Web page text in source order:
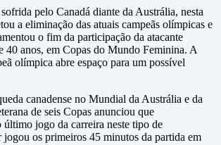
pelo Canadá diante da Austrália, nesta
a eliminação das atuais campeãs olímpicas e
o fim da participação da atacante
40 anos, em Copas do Mundo Feminina. A
olímpica abre espaço para um possível
canadense no Mundial da Austrália e da
de seis Copas anunciou que
jogo da carreira neste tipo de
os primeiros 45 minutos da partida em